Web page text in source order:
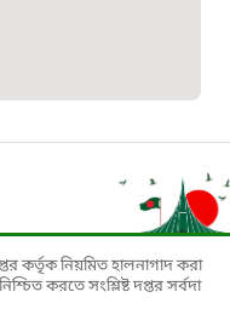
হটলাইন
কর্তৃক নিয়মিত হালনাগাদ করা
করতে সংশ্লিষ্ট দপ্তর সর্বদা